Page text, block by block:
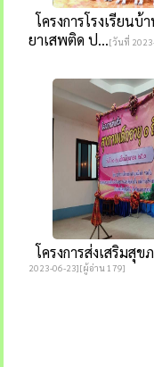
โครงการโรงเรียนบ้
ยาเสพติด ป...[วันที่
โครงการส่งเสริมสุ
2023-06-23][ผู้อ่าน 179]